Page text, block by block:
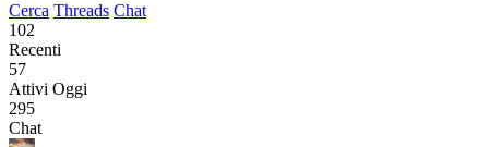
Cerca Threads Chat
102
Recenti
57
Attivi Oggi
295
Chat